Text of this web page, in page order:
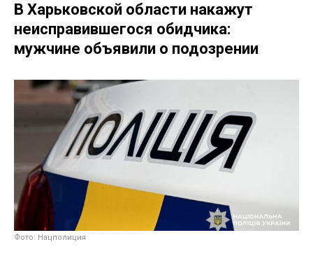
В Харьковской области накажут
неисправившегося обидчика:
мужчине объявили о подозрении
Фото: Нацполиция